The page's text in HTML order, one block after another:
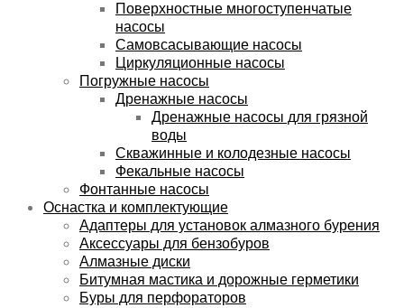
Поверхностные многоступенчатые
насосы
Самовсасывающие насосы
Циркуляционные насосы
Погружные насосы
Дренажные насосы
Дренажные насосы для грязной
воды
Скважинные и колодезные насосы
Фекальные насосы
Фонтанные насосы
Оснастка и комплектующие
Адаптеры для установок алмазного бурения
Аксессуары для бензобуров
Алмазные диски
Битумная мастика и дорожные герметики
Буры для перфораторов